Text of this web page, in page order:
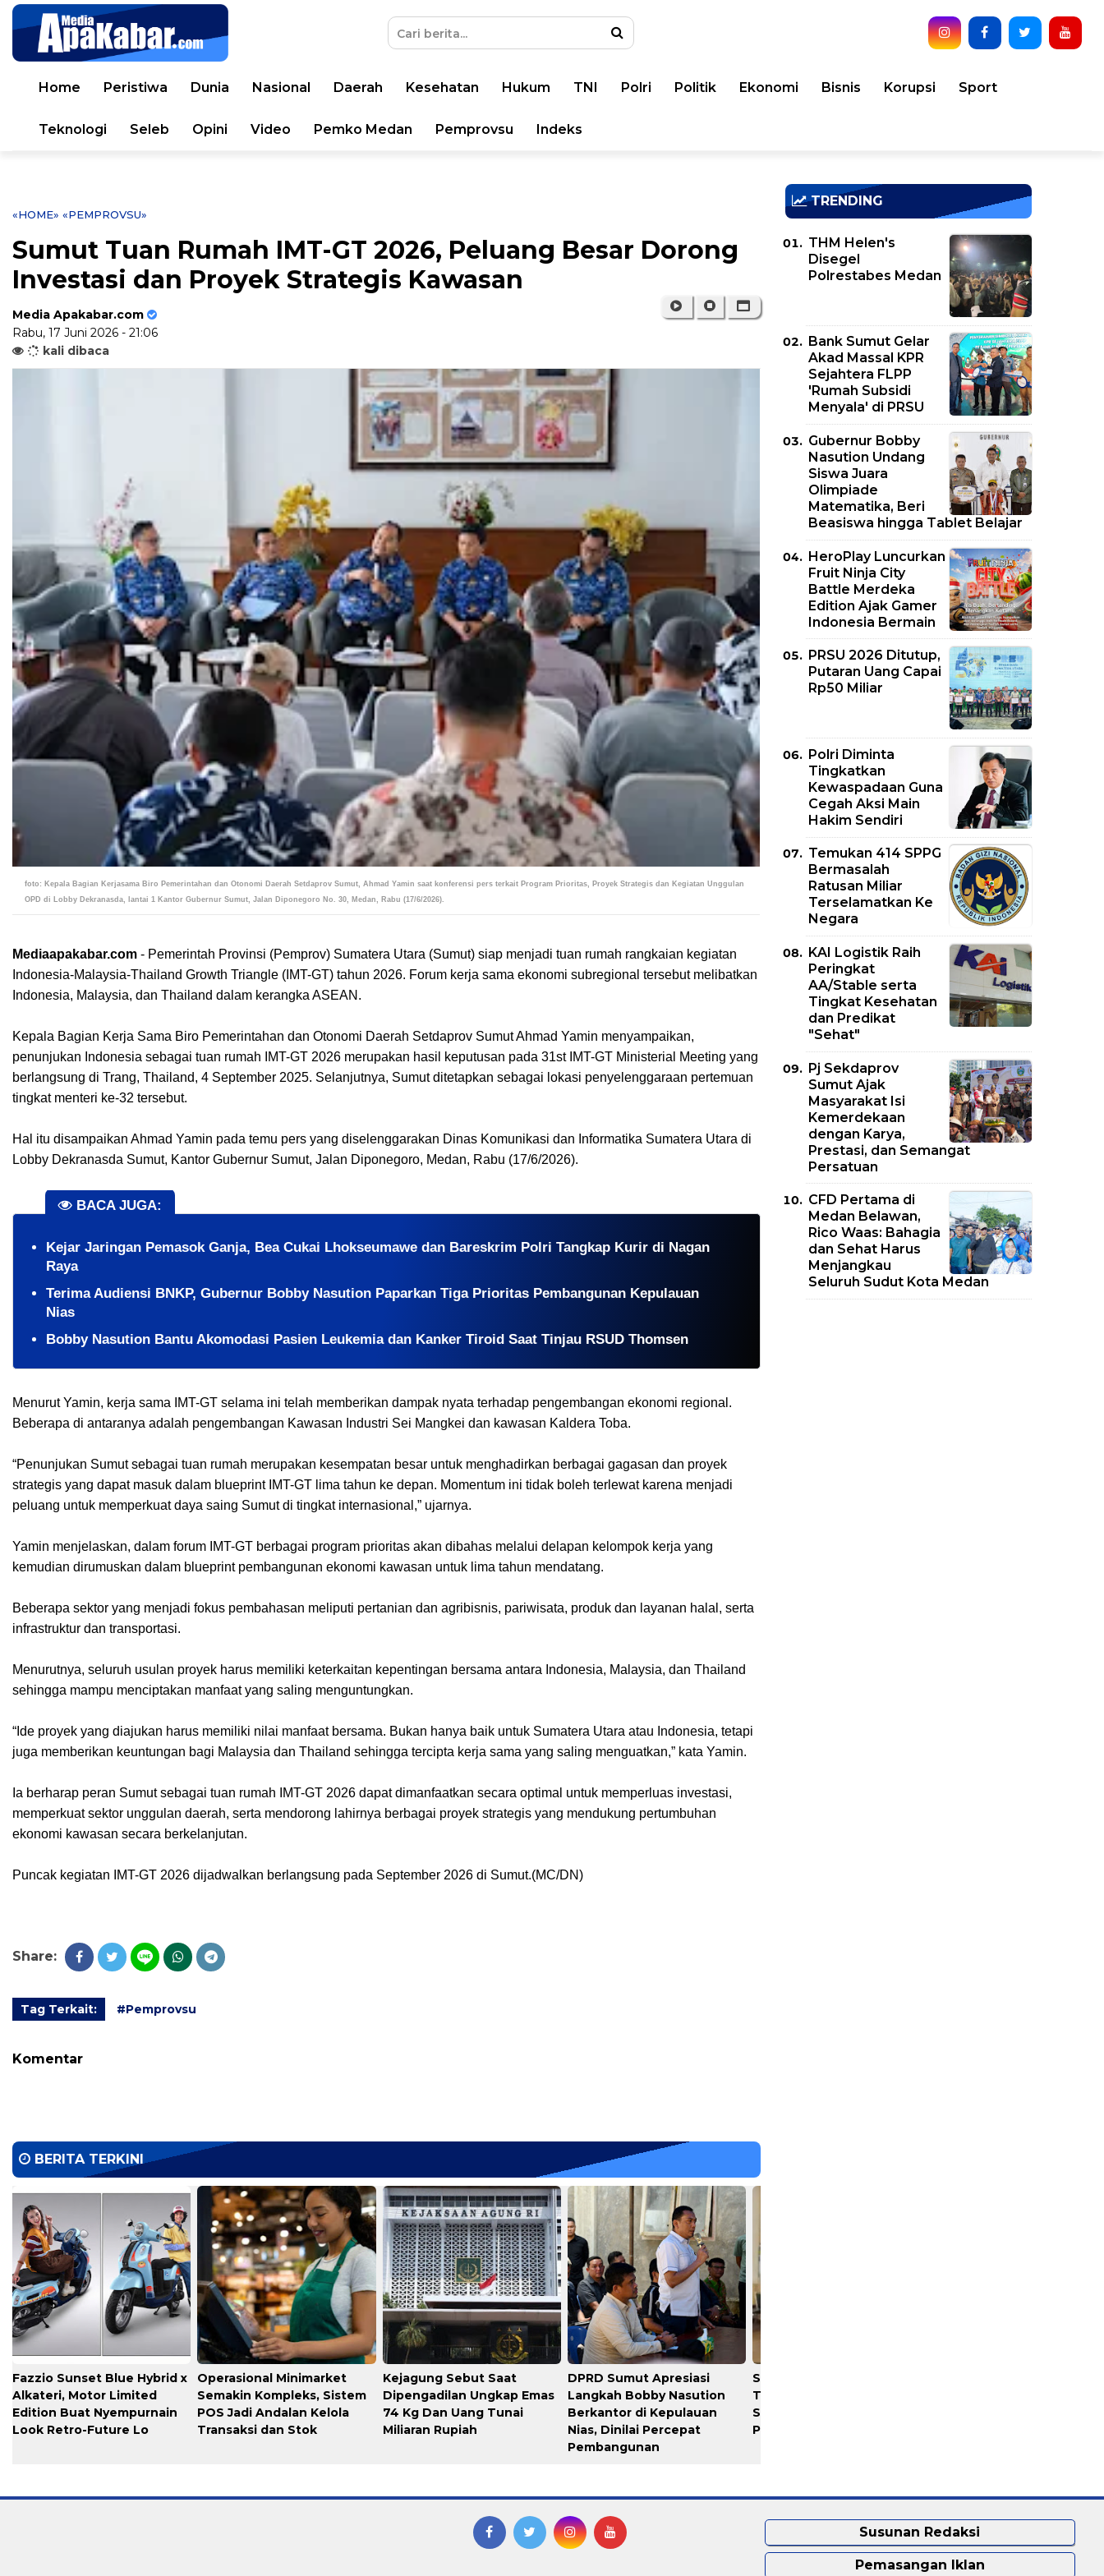
Home Peristiwa Dunia Nasional Daerah Kesehatan Hukum TNI Polri Politik Ekonomi Bisnis Korupsi Sport
Teknologi Seleb Opini Video Pemko Medan Pemprovsu Indeks
«HOME» «PEMPROVSU»
Sumut Tuan Rumah IMT-GT 2026, Peluang Besar Dorong
Investasi dan Proyek Strategis Kawasan
Media Apakabar.com
Rabu, 17 Juni 2026 - 21:06
kali dibaca
foto: Kepala Bagian Kerjasama Biro Pemerintahan dan Otonomi Daerah Setdaprov Sumut, Ahmad Yamin saat konferensi pers terkait Program Prioritas, Proyek Strategis dan Kegiatan Unggulan
OPD di Lobby Dekranasda, lantai 1 Kantor Gubernur Sumut, Jalan Diponegoro No. 30, Medan, Rabu (17/6/2026).
Mediaapakabar.com - Pemerintah Provinsi (Pemprov) Sumatera Utara (Sumut) siap menjadi tuan rumah rangkaian kegiatan
Indonesia-Malaysia-Thailand Growth Triangle (IMT-GT) tahun 2026. Forum kerja sama ekonomi subregional tersebut melibatkan
Indonesia, Malaysia, dan Thailand dalam kerangka ASEAN.
Kepala Bagian Kerja Sama Biro Pemerintahan dan Otonomi Daerah Setdaprov Sumut Ahmad Yamin menyampaikan,
penunjukan Indonesia sebagai tuan rumah IMT-GT 2026 merupakan hasil keputusan pada 31st IMT-GT Ministerial Meeting yang
berlangsung di Trang, Thailand, 4 September 2025. Selanjutnya, Sumut ditetapkan sebagai lokasi penyelenggaraan pertemuan
tingkat menteri ke-32 tersebut.
Hal itu disampaikan Ahmad Yamin pada temu pers yang diselenggarakan Dinas Komunikasi dan Informatika Sumatera Utara di
Lobby Dekranasda Sumut, Kantor Gubernur Sumut, Jalan Diponegoro, Medan, Rabu (17/6/2026).
BACA JUGA:
Kejar Jaringan Pemasok Ganja, Bea Cukai Lhokseumawe dan Bareskrim Polri Tangkap Kurir di Nagan
Raya
Terima Audiensi BNKP, Gubernur Bobby Nasution Paparkan Tiga Prioritas Pembangunan Kepulauan
Nias
Bobby Nasution Bantu Akomodasi Pasien Leukemia dan Kanker Tiroid Saat Tinjau RSUD Thomsen
Menurut Yamin, kerja sama IMT-GT selama ini telah memberikan dampak nyata terhadap pengembangan ekonomi regional.
Beberapa di antaranya adalah pengembangan Kawasan Industri Sei Mangkei dan kawasan Kaldera Toba.
“Penunjukan Sumut sebagai tuan rumah merupakan kesempatan besar untuk menghadirkan berbagai gagasan dan proyek
strategis yang dapat masuk dalam blueprint IMT-GT lima tahun ke depan. Momentum ini tidak boleh terlewat karena menjadi
peluang untuk memperkuat daya saing Sumut di tingkat internasional,” ujarnya.
Yamin menjelaskan, dalam forum IMT-GT berbagai program prioritas akan dibahas melalui delapan kelompok kerja yang
kemudian dirumuskan dalam blueprint pembangunan ekonomi kawasan untuk lima tahun mendatang.
Beberapa sektor yang menjadi fokus pembahasan meliputi pertanian dan agribisnis, pariwisata, produk dan layanan halal, serta
infrastruktur dan transportasi.
Menurutnya, seluruh usulan proyek harus memiliki keterkaitan kepentingan bersama antara Indonesia, Malaysia, dan Thailand
sehingga mampu menciptakan manfaat yang saling menguntungkan.
“Ide proyek yang diajukan harus memiliki nilai manfaat bersama. Bukan hanya baik untuk Sumatera Utara atau Indonesia, tetapi
juga memberikan keuntungan bagi Malaysia dan Thailand sehingga tercipta kerja sama yang saling menguatkan,” kata Yamin.
Ia berharap peran Sumut sebagai tuan rumah IMT-GT 2026 dapat dimanfaatkan secara optimal untuk memperluas investasi,
memperkuat sektor unggulan daerah, serta mendorong lahirnya berbagai proyek strategis yang mendukung pertumbuhan
ekonomi kawasan secara berkelanjutan.
Puncak kegiatan IMT-GT 2026 dijadwalkan berlangsung pada September 2026 di Sumut.(MC/DN)
Share:
Tag Terkait: #Pemprovsu
Komentar
BERITA TERKINI
Fazzio Sunset Blue Hybrid x
Alkateri, Motor Limited
Edition Buat Nyempurnain
Look Retro-Future Lo
Operasional Minimarket
Semakin Kompleks, Sistem
POS Jadi Andalan Kelola
Transaksi dan Stok
Kejagung Sebut Saat
Dipengadilan Ungkap Emas
74 Kg Dan Uang Tunai
Miliaran Rupiah
DPRD Sumut Apresiasi
Langkah Bobby Nasution
Berkantor di Kepulauan
Nias, Dinilai Percepat
Pembangunan
Serapan Anggaran
Terendah, Inspektorat
Soroti Kinerja Kadis
Perkimcikataru Medan
TRENDING
THM Helen's
Disegel
Polrestabes Medan
Bank Sumut Gelar
Akad Massal KPR
Sejahtera FLPP
'Rumah Subsidi
Menyala' di PRSU
Gubernur Bobby
Nasution Undang
Siswa Juara
Olimpiade
Matematika, Beri
Beasiswa hingga Tablet Belajar
HeroPlay Luncurkan
Fruit Ninja City
Battle Merdeka
Edition Ajak Gamer
Indonesia Bermain
PRSU 2026 Ditutup,
Putaran Uang Capai
Rp50 Miliar
Polri Diminta
Tingkatkan
Kewaspadaan Guna
Cegah Aksi Main
Hakim Sendiri
Temukan 414 SPPG
Bermasalah
Ratusan Miliar
Terselamatkan Ke
Negara
KAI Logistik Raih
Peringkat
AA/Stable serta
Tingkat Kesehatan
dan Predikat
"Sehat"
Pj Sekdaprov
Sumut Ajak
Masyarakat Isi
Kemerdekaan
dengan Karya,
Prestasi, dan Semangat
Persatuan
CFD Pertama di
Medan Belawan,
Rico Waas: Bahagia
dan Sehat Harus
Menjangkau
Seluruh Sudut Kota Medan
Susunan Redaksi
Pemasangan Iklan